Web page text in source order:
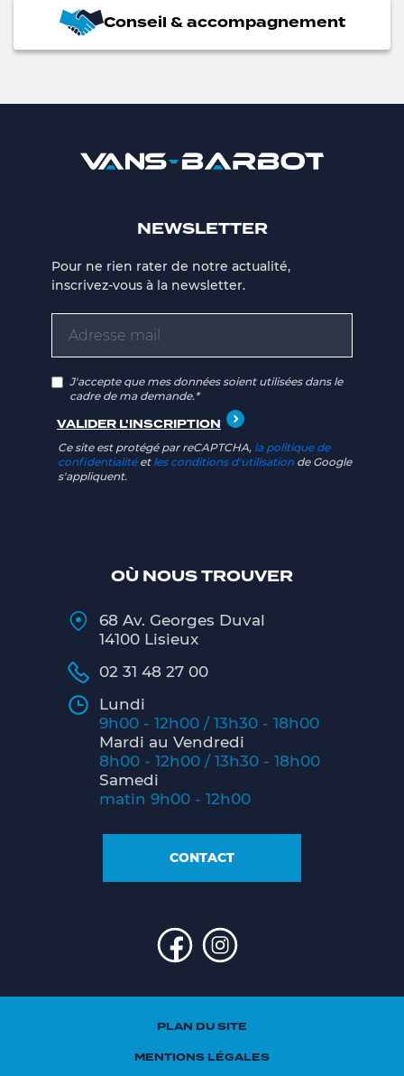
Conseil & accompagnement
OÙ NOUS TROUVER
68 Av. Georges Duval
14100 Lisieux
02 31 48 27 00
Lundi
9h00 - 12h00 / 13h30 - 18h00
Mardi au Vendredi
8h00 - 12h00 / 13h30 - 18h00
Samedi
matin 9h00 - 12h00
CONTACT
NEWSLETTER
Pour ne rien rater de notre actualité,
inscrivez-vous à la newsletter.
J'accepte que mes données soient utilisées dans le
cadre de ma demande.*
Ce site est protégé par reCAPTCHA, la politique de
confidentialitéet les conditions d'utilisation de Google
s'appliquent.
PLAN DU SITE
MENTIONS LÉGALES